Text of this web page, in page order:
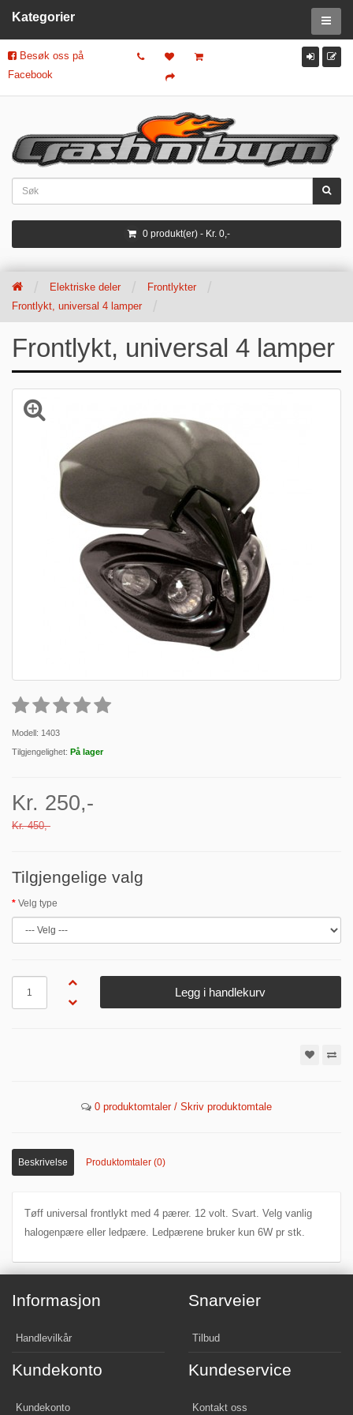
Besøk oss på
Facebook
0 produkt(er) - Kr. 0,-
Kategorier
Elektriske deler
Frontlykter
Frontlykt, universal 4 lamper
Frontlykt, universal 4 lamper
Modell: 1403
Tilgjengelighet: På lager
Kr. 250,-
Kr. 450,-
Tilgjengelige valg
Velg type
Legg i handlekurv
0 produktomtaler / Skriv produktomtale
Beskrivelse Produktomtaler (0)
Tøff universal frontlykt med 4 pærer. 12 volt. Svart. Velg vanlig
halogenpære eller ledpære. Ledpærene bruker kun 6W pr stk.
Informasjon
Handlevilkår
Snarveier
Tilbud
Kundekonto
Kundekonto
Kundeservice
Kontakt oss